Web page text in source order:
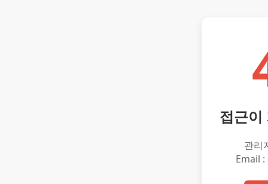
접근이
관리
Email